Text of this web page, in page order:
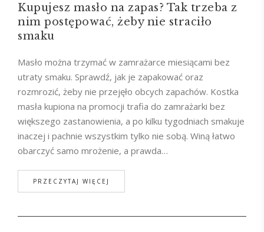
Kupujesz masło na zapas? Tak trzeba z
nim postępować, żeby nie straciło
smaku
Masło można trzymać w zamrażarce miesiącami bez
utraty smaku. Sprawdź, jak je zapakować oraz
rozmrozić, żeby nie przejęło obcych zapachów. Kostka
masła kupiona na promocji trafia do zamrażarki bez
większego zastanowienia, a po kilku tygodniach smakuje
inaczej i pachnie wszystkim tylko nie sobą. Winą łatwo
obarczyć samo mrożenie, a prawda…
PRZECZYTAJ WIĘCEJ